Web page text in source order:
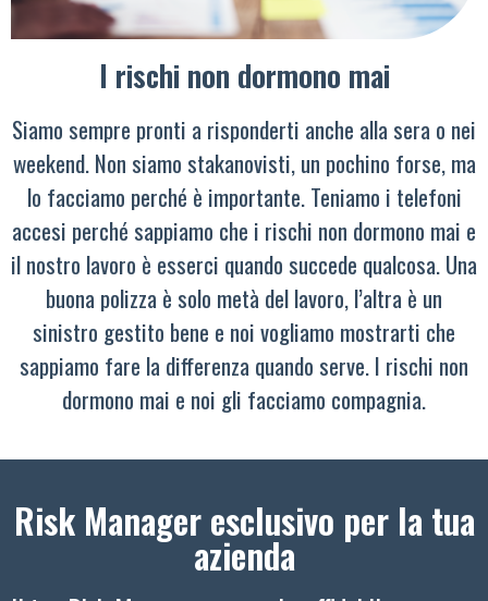
I rischi non dormono mai
Siamo sempre pronti a risponderti anche alla sera o nei
weekend. Non siamo stakanovisti, un pochino forse, ma
lo facciamo perché è importante. Teniamo i telefoni
accesi perché sappiamo che i rischi non dormono mai e
il nostro lavoro è esserci quando succede qualcosa. Una
buona polizza è solo metà del lavoro, l’altra è un
sinistro gestito bene e noi vogliamo mostrarti che
sappiamo fare la differenza quando serve. I rischi non
dormono mai e noi gli facciamo compagnia.
Risk Manager esclusivo per la tua
azienda